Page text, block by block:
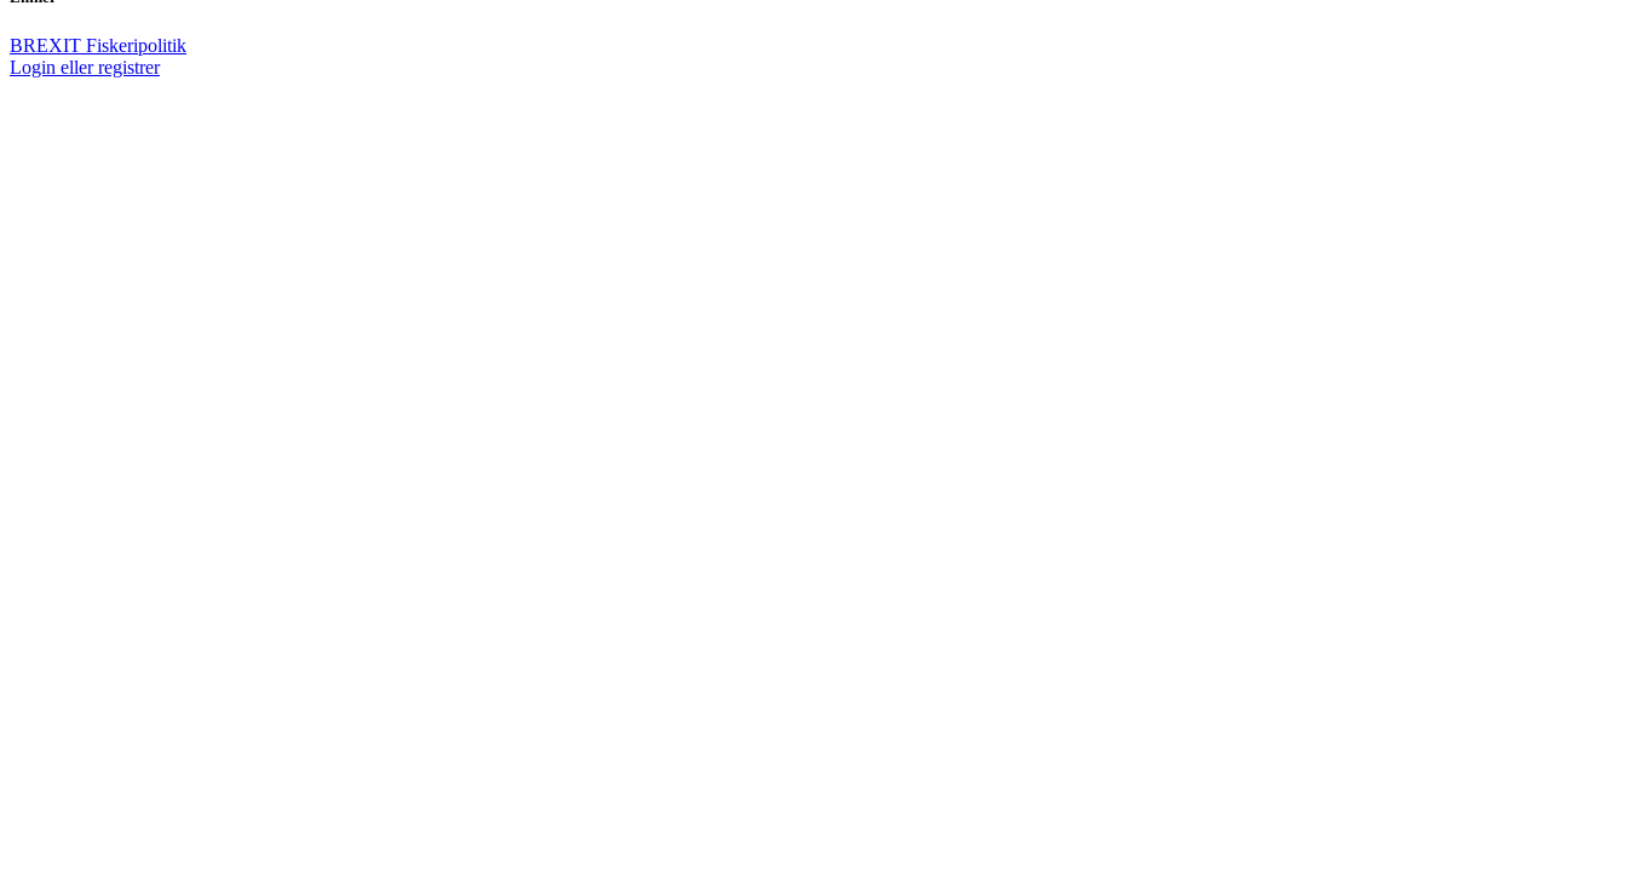
BREXIT Fiskeripolitik
Login eller registrer